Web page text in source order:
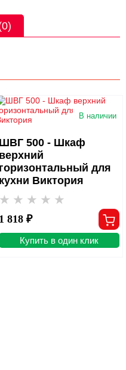
В наличии
ШВГ 500 - Шкаф
верхний
горизонтальный для
кухни Виктория
1 818 ₽
Купить в один клик